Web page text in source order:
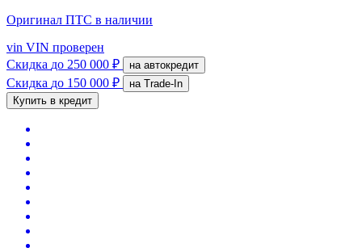
Оригинал ПТС в наличии
vin VIN проверен
Скидка до 250 000 ₽ на автокредит
Скидка до 150 000 ₽
на Trade-In
Купить в кредит